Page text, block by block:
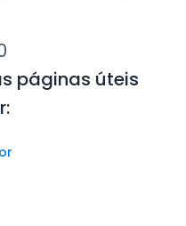
páginas úteis